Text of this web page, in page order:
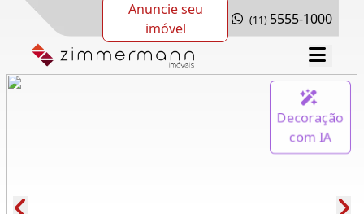
Anuncie seu
imóvel
(11) 5555-1000
Decoração
com IA